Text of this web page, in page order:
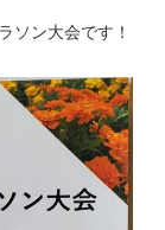
ソン大会です！